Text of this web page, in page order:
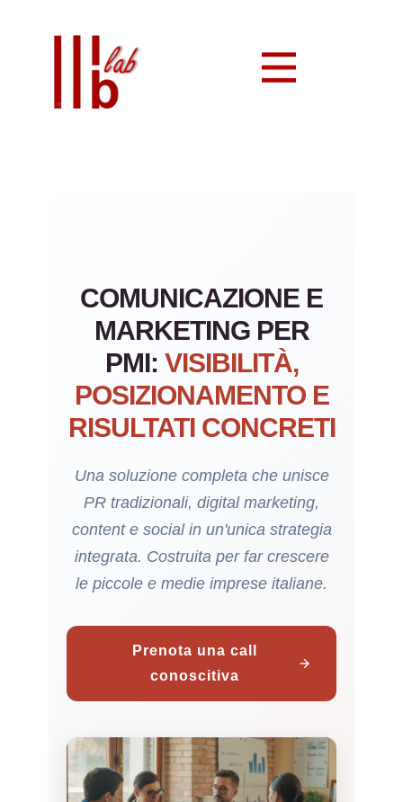
COMUNICAZIONE E
MARKETING PER
PMI: VISIBILITÀ,
POSIZIONAMENTO E
RISULTATI CONCRETI
Una soluzione completa che unisce
PR tradizionali, digital marketing,
content e social in un'unica strategia
integrata. Costruita per far crescere
le piccole e medie imprese italiane.
Prenota una call
conoscitiva